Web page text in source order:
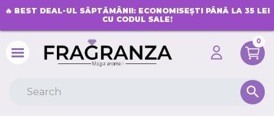
🔥 BEST DEAL-UL SĂPTĂMÂNII: ECONOMISEȘTI PÂNĂ LA 35 LEI
CU CODUL SALE!
0
search